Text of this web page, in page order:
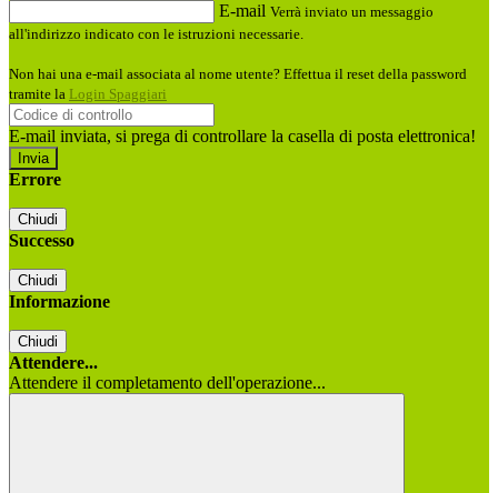
E-mail Verrà inviato un messaggio
all'indirizzo indicato con le istruzioni necessarie.
Non hai una e-mail associata al nome utente? Effettua il reset della password
tramite la Login Spaggiari
E-mail inviata, si prega di controllare la casella di posta elettronica!
Errore
Chiudi
Successo
Chiudi
Informazione
Chiudi
Attendere...
Attendere il completamento dell'operazione...